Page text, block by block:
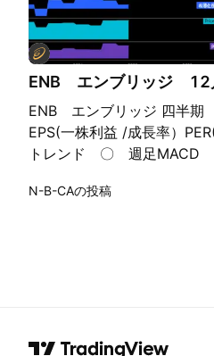
ENB エンブリッジ 12
ENB エンブリッジ 四半
EPS(一株利益 /成長率）
トレンド 〇 週足MACD
レンジ失敗 ハンドルを作
N-B-CAの投稿